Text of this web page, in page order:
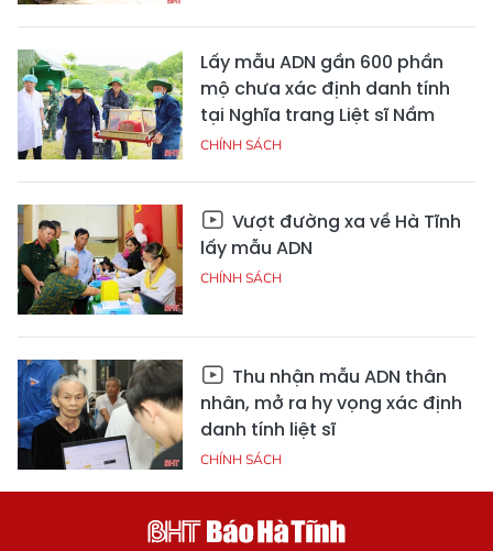
Lấy mẫu ADN gần 600 phần
mộ chưa xác định danh tính
tại Nghĩa trang Liệt sĩ Nầm
CHÍNH SÁCH
Vượt đường xa về Hà Tĩnh
lấy mẫu ADN
CHÍNH SÁCH
Thu nhận mẫu ADN thân
nhân, mở ra hy vọng xác định
danh tính liệt sĩ
CHÍNH SÁCH